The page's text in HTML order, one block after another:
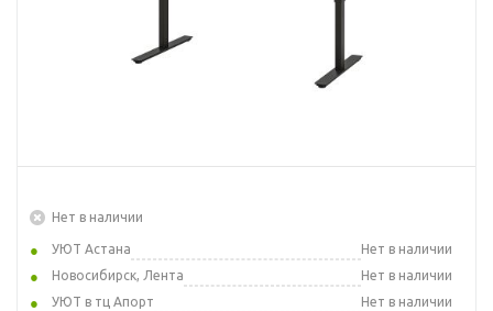
Нет в наличии
УЮТ Астана
Нет в наличии
Новосибирск, Лента
Нет в наличии
УЮТ в тц Апорт
Нет в наличии